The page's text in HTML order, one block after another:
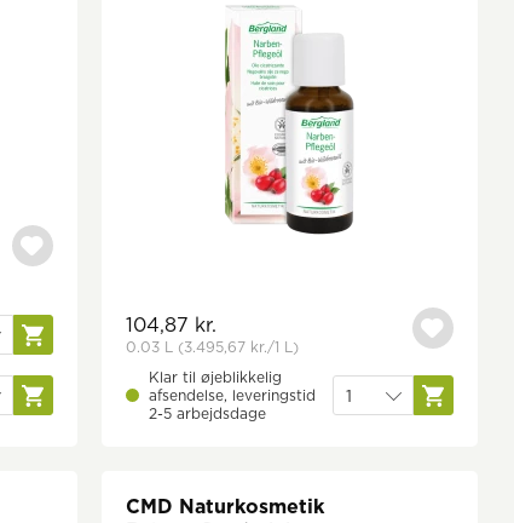
104,87 kr.
0.03 L (3.495,67 kr./1 L)
Klar til øjeblikkelig
afsendelse, leveringstid
2-5 arbejdsdage
CMD Naturkosmetik